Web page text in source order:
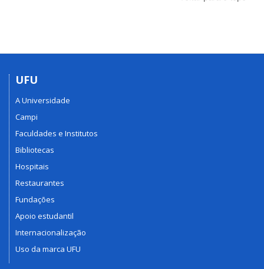
UFU
A Universidade
Campi
Faculdades e Institutos
Bibliotecas
Hospitais
Restaurantes
Fundações
Apoio estudantil
Internacionalização
Uso da marca UFU